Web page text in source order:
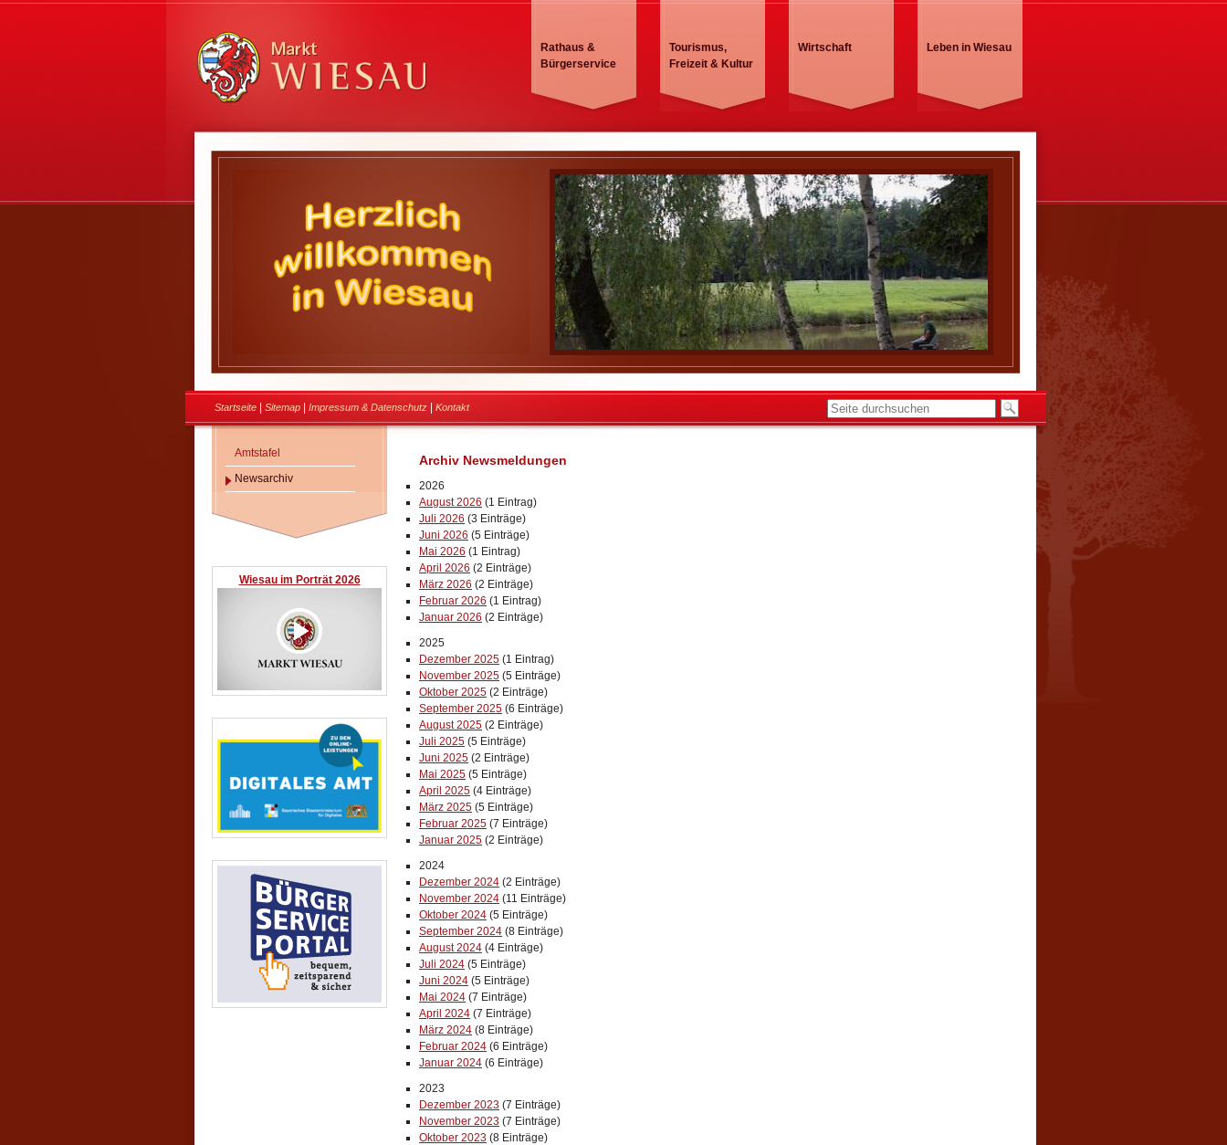
Rathaus &
Bürgerservice
Tourismus,
Freizeit & Kultur
Wirtschaft Leben in Wiesau
Startseite Sitemap Impressum & Datenschutz Kontakt
Archiv Newsmeldungen
2026
August 2026 (1 Eintrag)
Juli 2026 (3 Einträge)
Juni 2026 (5 Einträge)
Mai 2026 (1 Eintrag)
April 2026 (2 Einträge)
März 2026 (2 Einträge)
Februar 2026 (1 Eintrag)
Januar 2026 (2 Einträge)
2025
Dezember 2025 (1 Eintrag)
November 2025 (5 Einträge)
Oktober 2025 (2 Einträge)
September 2025 (6 Einträge)
August 2025 (2 Einträge)
Juli 2025 (5 Einträge)
Juni 2025 (2 Einträge)
Mai 2025 (5 Einträge)
April 2025 (4 Einträge)
März 2025 (5 Einträge)
Februar 2025 (7 Einträge)
Januar 2025 (2 Einträge)
2024
Dezember 2024 (2 Einträge)
November 2024 (11 Einträge)
Oktober 2024 (5 Einträge)
September 2024 (8 Einträge)
August 2024 (4 Einträge)
Juli 2024 (5 Einträge)
Juni 2024 (5 Einträge)
Mai 2024 (7 Einträge)
April 2024 (7 Einträge)
März 2024 (8 Einträge)
Februar 2024 (6 Einträge)
Januar 2024 (6 Einträge)
2023
Dezember 2023 (7 Einträge)
November 2023 (7 Einträge)
Oktober 2023 (8 Einträge)
Amtstafel
Newsarchiv
Wiesau im Porträt 2026